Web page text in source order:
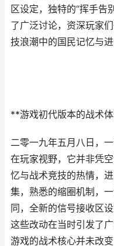
区设定，独特的“挥手告
了广泛讨论，资深玩家
技浪潮中的国民记忆与
**游戏初代版本的战术
二零一九年五月八日，
在玩家视野，它并非凭
忆与战术竞技的热情，
集，熟悉的缩圈机制，
同，全新的信号接收区
这些改动在当时引发了
游戏的战术核心并未改